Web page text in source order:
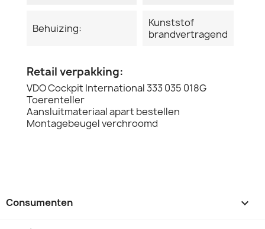
Behuizing:
Kunststof
brandvertragend
Retail verpakking:
VDO Cockpit International 333 035 018G
Toerenteller
Aansluitmateriaal apart bestellen
Montagebeugel verchroomd
Consumenten 